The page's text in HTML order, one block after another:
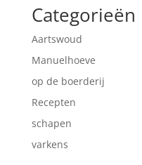
Categorieën
Aartswoud
Manuelhoeve
op de boerderij
Recepten
schapen
varkens